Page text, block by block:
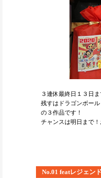
３連休最終日１３日
残すはドラゴンボー
の３作品です！
チャンスは明日まで
No.01 featレジェン